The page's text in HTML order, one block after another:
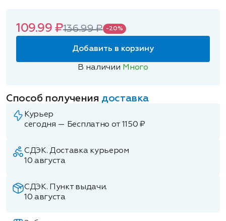
109.99 ₽136.99 ₽ -20%
Добавить в корзину
В наличии Много
Способ получения доставка
Курьер
сегодня — Бесплатно от 1150 ₽
СДЭК. Доставка курьером
10 августа
СДЭК. Пункт выдачи.
10 августа